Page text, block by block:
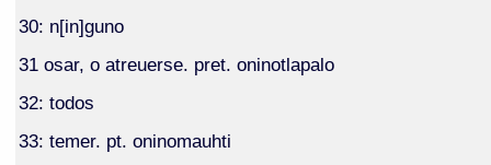
30: n[in]guno
31 osar, o atreuerse. pret. oninotlapalo
32: todos
33: temer. pt. oninomauhti